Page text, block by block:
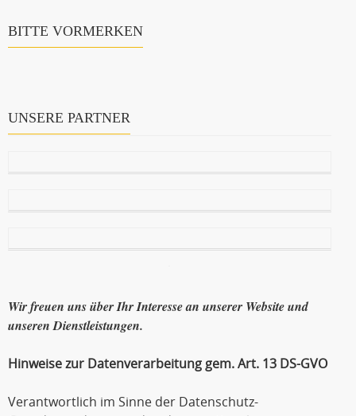
BITTE VORMERKEN
UNSERE PARTNER
Wir freuen uns über Ihr Interesse an unserer Website und
unseren Dienstleistungen.
Hinweise zur Datenverarbeitung gem. Art. 13 DS-GVO
Verantwortlich im Sinne der Datenschutz-